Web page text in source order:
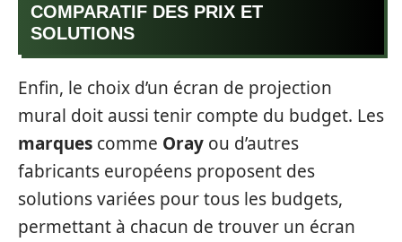
COMPARATIF DES PRIX ET
SOLUTIONS
Enfin, le choix d’un écran de projection
mural doit aussi tenir compte du budget. Les
marques comme Oray ou d’autres
fabricants européens proposent des
solutions variées pour tous les budgets,
permettant à chacun de trouver un écran